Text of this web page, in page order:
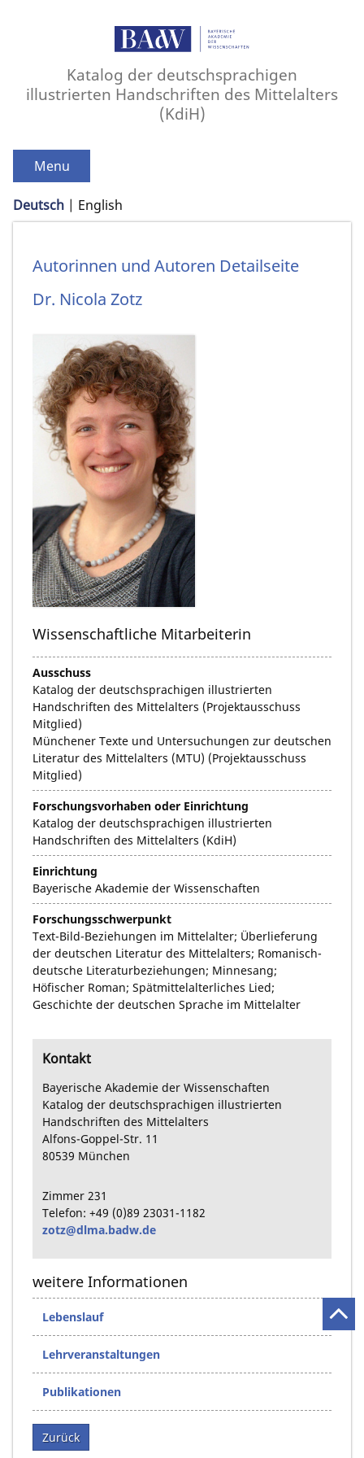
Katalog der deutschsprachigen
illustrierten Handschriften des Mittelalters
(KdiH)
Menu
Deutsch English
Autorinnen und Autoren Detailseite
Dr. Nicola Zotz
Wissenschaftliche Mitarbeiterin
Ausschuss
Katalog der deutschsprachigen illustrierten
Handschriften des Mittelalters (Projektausschuss
Mitglied)
Münchener Texte und Untersuchungen zur deutschen
Literatur des Mittelalters (MTU) (Projektausschuss
Mitglied)
Forschungsvorhaben oder Einrichtung
Katalog der deutschsprachigen illustrierten
Handschriften des Mittelalters (KdiH)
Einrichtung
Bayerische Akademie der Wissenschaften
Forschungsschwerpunkt
Text-Bild-Beziehungen im Mittelalter; Überlieferung
der deutschen Literatur des Mittelalters; Romanisch-
deutsche Literaturbeziehungen; Minnesang;
Höfischer Roman; Spätmittelalterliches Lied;
Geschichte der deutschen Sprache im Mittelalter
Kontakt
Bayerische Akademie der Wissenschaften
Katalog der deutschsprachigen illustrierten
Handschriften des Mittelalters
Alfons-Goppel-Str. 11
80539 München
Zimmer 231
Telefon: +49 (0)89 23031-1182
zotz@dlma.badw.de
weitere Informationen
Lebenslauf
Lehrveranstaltungen
Publikationen
Zurück